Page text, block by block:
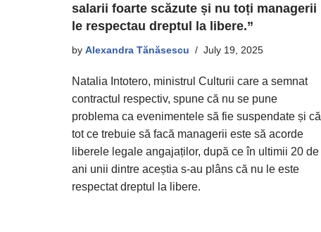
salarii foarte scăzute și nu toți managerii
le respectau dreptul la libere.”
by Alexandra Tănăsescu July 19, 2025
Natalia Intotero, ministrul Culturii care a semnat
contractul respectiv, spune că nu se pune
problema ca evenimentele să fie suspendate și că
tot ce trebuie să facă managerii este să acorde
liberele legale angajaților, după ce în ultimii 20 de
ani unii dintre aceștia s-au plâns că nu le este
respectat dreptul la libere.